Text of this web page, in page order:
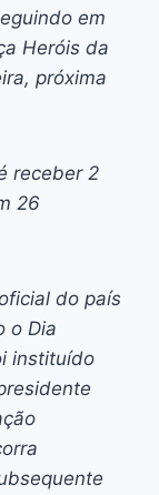
em
Heróis da
próxima
receber 2
26
do país
o Dia
instituído